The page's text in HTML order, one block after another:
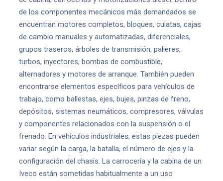
de los componentes mecánicos más demandados se
encuentran motores completos, bloques, culatas, cajas
de cambio manuales y automatizadas, diferenciales,
grupos traseros, árboles de transmisión, palieres,
turbos, inyectores, bombas de combustible,
alternadores y motores de arranque. También pueden
encontrarse elementos específicos para vehículos de
trabajo, como ballestas, ejes, bujes, pinzas de freno,
depósitos, sistemas neumáticos, compresores, válvulas
y componentes relacionados con la suspensión o el
frenado. En vehículos industriales, estas piezas pueden
variar según la carga, la batalla, el número de ejes y la
configuración del chasis. La carrocería y la cabina de un
Iveco están sometidas habitualmente a un uso